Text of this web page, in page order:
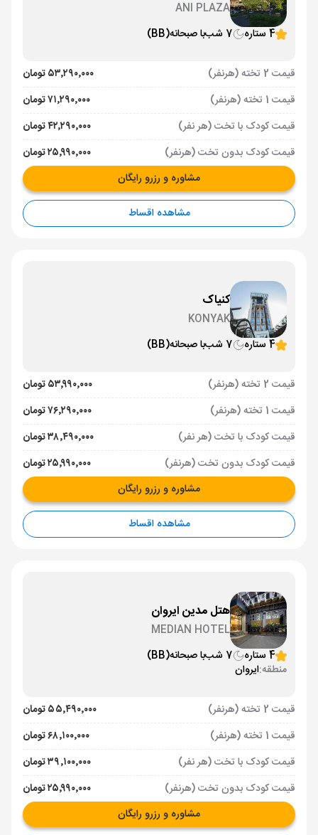
ANI PLAZA
4 ستاره
7 شب با صبحانه(BB)
قیمت 2 تخته (هرنفر)
۵۳٬۲۹۰٬۰۰۰ تومان
قیمت 1 تخته (هرنفر)
۷۱٬۲۹۰٬۰۰۰ تومان
قیمت کودک با تخت (هر نفر)
۴۲٬۲۹۰٬۰۰۰ تومان
قیمت کودک بدون تخت (هرنفر)
۲۵٬۹۹۰٬۰۰۰ تومان
مشاوره و رزرو رایگان
مشاهده اقساط
کنیاک
KONYAK
4 ستاره
7 شب با صبحانه(BB)
قیمت 2 تخته (هرنفر)
۵۳٬۹۹۰٬۰۰۰ تومان
قیمت 1 تخته (هرنفر)
۷۶٬۲۹۰٬۰۰۰ تومان
قیمت کودک با تخت (هر نفر)
۳۸٬۴۹۰٬۰۰۰ تومان
قیمت کودک بدون تخت (هرنفر)
۲۵٬۹۹۰٬۰۰۰ تومان
مشاوره و رزرو رایگان
مشاهده اقساط
هتل مدین ایروان
MEDIAN HOTEL
4 ستاره
7 شب با صبحانه(BB)
منطقه:ایروان
قیمت 2 تخته (هرنفر)
۵۵٬۴۹۰٬۰۰۰ تومان
قیمت 1 تخته (هرنفر)
۶۸٬۱۰۰٬۰۰۰ تومان
قیمت کودک با تخت (هر نفر)
۳۹٬۱۰۰٬۰۰۰ تومان
قیمت کودک بدون تخت (هرنفر)
۲۵٬۹۹۰٬۰۰۰ تومان
مشاوره و رزرو رایگان